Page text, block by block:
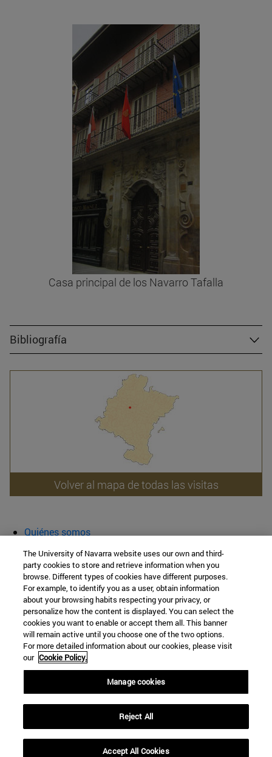
Casa principal de los Navarro Tafalla
Bibliografía
Volver al mapa de todas las visitas
Quiénes somos
Aula abierta
Cátedra de Patrimonio y Arte Navarro
Facultad de Filosofía y Letras
Campus Universitario s/n
Navarra
España
Tel. +34 948 42 56 00
The University of Navarra website uses our own and third-
party cookies to store and retrieve information when you
browse. Different types of cookies have different purposes.
For example, to identify you as a user, obtain information
about your browsing habits respecting your privacy, or
personalize how the content is displayed. You can select the
cookies you want to enable or accept them all. This banner
will remain active until you choose one of the two options.
For more detailed information about our cookies, please visit
our Cookie Policy.
Manage cookies
Reject All
Accept All Cookies